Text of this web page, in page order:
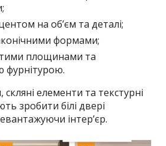
на об’єм та деталі;
формами;
площинами та
фурнітурою.
елементи та текстурні
зробити білі двері
інтер’єр.